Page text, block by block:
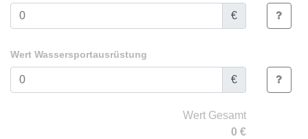
€
Wert Wassersportausrüstung
€
Wert Gesamt
0 €